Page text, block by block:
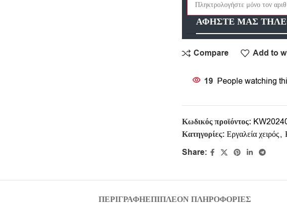
ΑΦΗΣΤΕ ΜΑΣ
Compare Add to
19 People watching
Κωδικός προϊόντος:
Κατηγορίες: Εργαλεία χειρός,
Share:
ΠΕΡΙΓΡΑΦΉΕΠΙΠΛΈΟΝ ΠΛΗΡΟΦΟΡΊΕΣ